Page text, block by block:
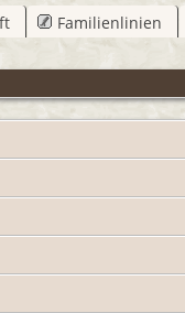
Familienlinien